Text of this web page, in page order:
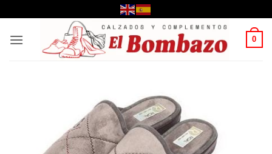
al
contenido
0